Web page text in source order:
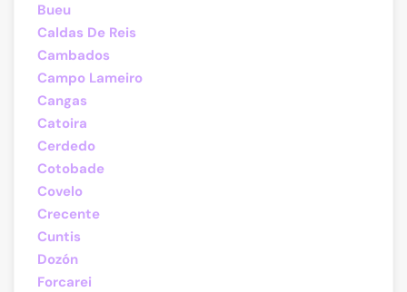
Bueu
Caldas De Reis
Cambados
Campo Lameiro
Cangas
Catoira
Cerdedo
Cotobade
Covelo
Crecente
Cuntis
Dozón
Forcarei